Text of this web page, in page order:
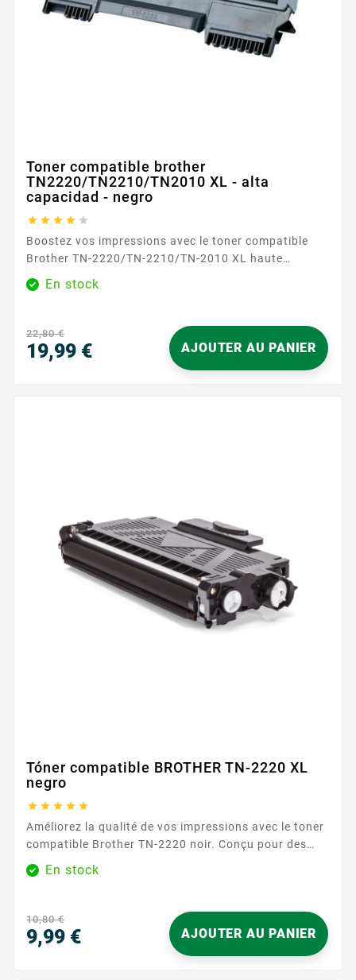
Toner compatible brother
TN2220/TN2210/TN2010 XL - alta
capacidad - negro
    
Boostez vos impressions avec le toner compatible
Brother TN-2220/TN-2210/TN-2010 XL haute
capacité noir. Conçu pour offrir des impressions
nettes et précises, ce toner est idéal pour les
Avec une capacité d'impression de 5200 pages, ce
toner assure des performances fiables et durables.
Caractéristiques principales...
En stock
22,80 €
19,99 € AJOUTER AU PANIER
Tóner compatible BROTHER TN-2220 XL
negro
    
Améliorez la qualité de vos impressions avec le toner
compatible Brother TN-2220 noir. Conçu pour des
impressions nettes et précises, ce toner est idéal
pour les travaux quotidiens. Avec une capacité
performances fiables et durables. Caractéristiques
principales : Couleur : Noir ...
En stock
10,80 €
9,99 € AJOUTER AU PANIER